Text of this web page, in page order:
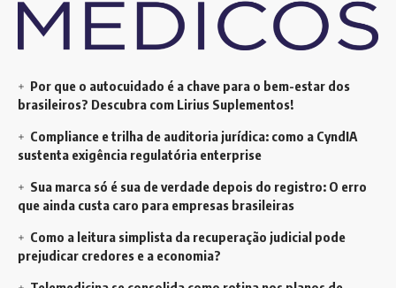
Por que o autocuidado é a chave para o bem-estar dos
brasileiros? Descubra com Lirius Suplementos!
Compliance e trilha de auditoria jurídica: como a CyndIA
sustenta exigência regulatória enterprise
Sua marca só é sua de verdade depois do registro: O erro
que ainda custa caro para empresas brasileiras
Como a leitura simplista da recuperação judicial pode
prejudicar credores e a economia?